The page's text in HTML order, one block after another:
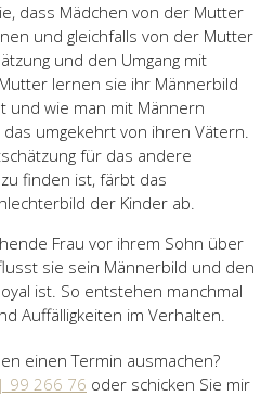
dass Mädchen von der Mutter
und gleichfalls von der Mutter
und den Umgang mit
lernen sie ihr Männerbild
und wie man mit Männern
umgekehrt von ihren Vätern.
für das andere
zu finden ist, färbt das
der Kinder ab.
Frau vor ihrem Sohn über
sie sein Männerbild und den
ist. So entstehen manchmal
Auffälligkeiten im Verhalten.
einen Termin ausmachen?
99 266 76 oder schicken Sie mir